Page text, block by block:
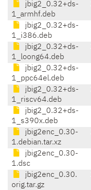
jbig2_0.32+ds-
1_armhf.deb
jbig2_0.32+ds-
1_i386.deb
jbig2_0.32+ds-
1_loong64.deb
jbig2_0.32+ds-
1_ppc64el.deb
jbig2_0.32+ds-
1_riscv64.deb
jbig2_0.32+ds-
1_s390x.deb
jbig2enc_0.30-
1.debian.tar.xz
jbig2enc_0.30-
1.dsc
jbig2enc_0.30.
orig.tar.gz